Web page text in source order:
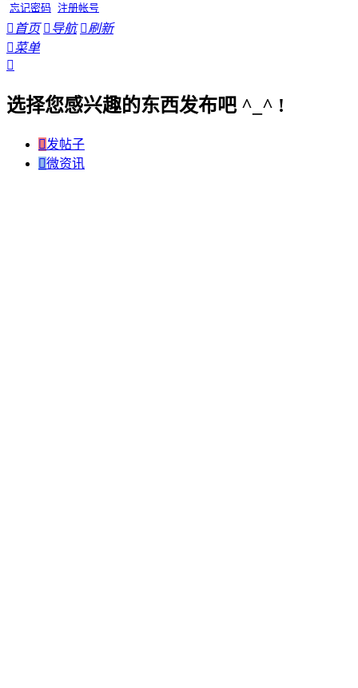
忘记密码 注册帐号
 首页  导航 刷新
菜单

选择您感兴趣的东西发布吧 ^_^ !
发帖子
微资讯